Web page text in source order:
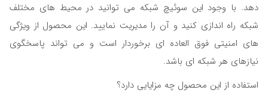
دهد. با وجود این سوئیچ شبکه می توانید در محیط های مختلف
شبکه راه اندازی کنید و آن را مدیریت نمایید. این محصول از ویژگی
های امنیتی فوق العاده ای برخوردار است و می تواند پاسخگوی
نیازهای هر شبکه ای باشد.
استفاده از این محصول چه مزایایی دارد؟